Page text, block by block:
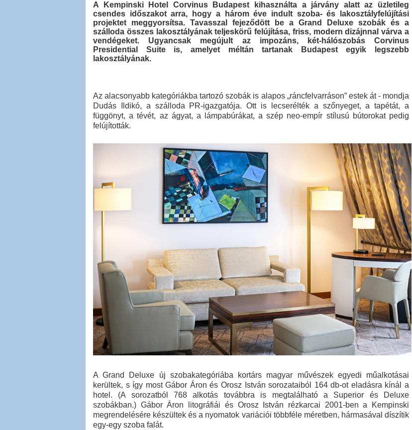
A Kempinski Hotel Corvinus Budapest kihasználta a járvány alatt az üzletileg
csendes időszakot arra, hogy a három éve indult szoba- és lakosztályfelújítási
projektet meggyorsítsa. Tavasszal fejeződött be a Grand Deluxe szobák és a
szálloda összes lakosztályának teljeskörű felújítása, friss, modern dizájnnal várva a
vendégeket. Ugyancsak megújult az impozáns, két-hálószobás Corvinus
Presidential Suite is, amelyet méltán tartanak Budapest egyik legszebb
lakosztályának.
Az alacsonyabb kategóriákba tartozó szobák is alapos „ráncfelvarráson” estek át - mondja
Dudás Ildikó, a szálloda PR-igazgatója. Ott is lecserélték a szőnyeget, a tapétát, a
függönyt, a tévét, az ágyat, a lámpabúrákat, a szép neo-empír stílusú bútorokat pedig
felújították.
A Grand Deluxe új szobakategóriába kortárs magyar művészek egyedi műalkotásai
kerültek, s így most Gábor Áron és Orosz István sorozataiból 164 db-ot eladásra kínál a
hotel. (A sorozatból 768 alkotás továbbra is megtalálható a Superior és Deluxe
szobákban.) Gábor Áron litográfiái és Orosz István rézkarcai 2001-ben a Kempinski
megrendelésére készültek és a nyomatok variációi többféle méretben, hármasával díszítik
egy-egy szoba falát.